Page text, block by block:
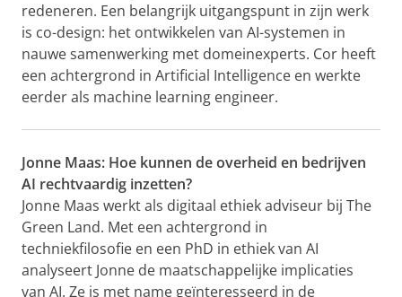
redeneren. Een belangrijk uitgangspunt in zijn werk
is co-design: het ontwikkelen van AI-systemen in
nauwe samenwerking met domeinexperts. Cor heeft
een achtergrond in Artificial Intelligence en werkte
eerder als machine learning engineer.
Jonne Maas: Hoe kunnen de overheid en bedrijven
AI rechtvaardig inzetten?
Jonne Maas werkt als digitaal ethiek adviseur bij The
Green Land. Met een achtergrond in
techniekfilosofie en een PhD in ethiek van AI
analyseert Jonne de maatschappelijke implicaties
van AI. Ze is met name geïnteresseerd in de